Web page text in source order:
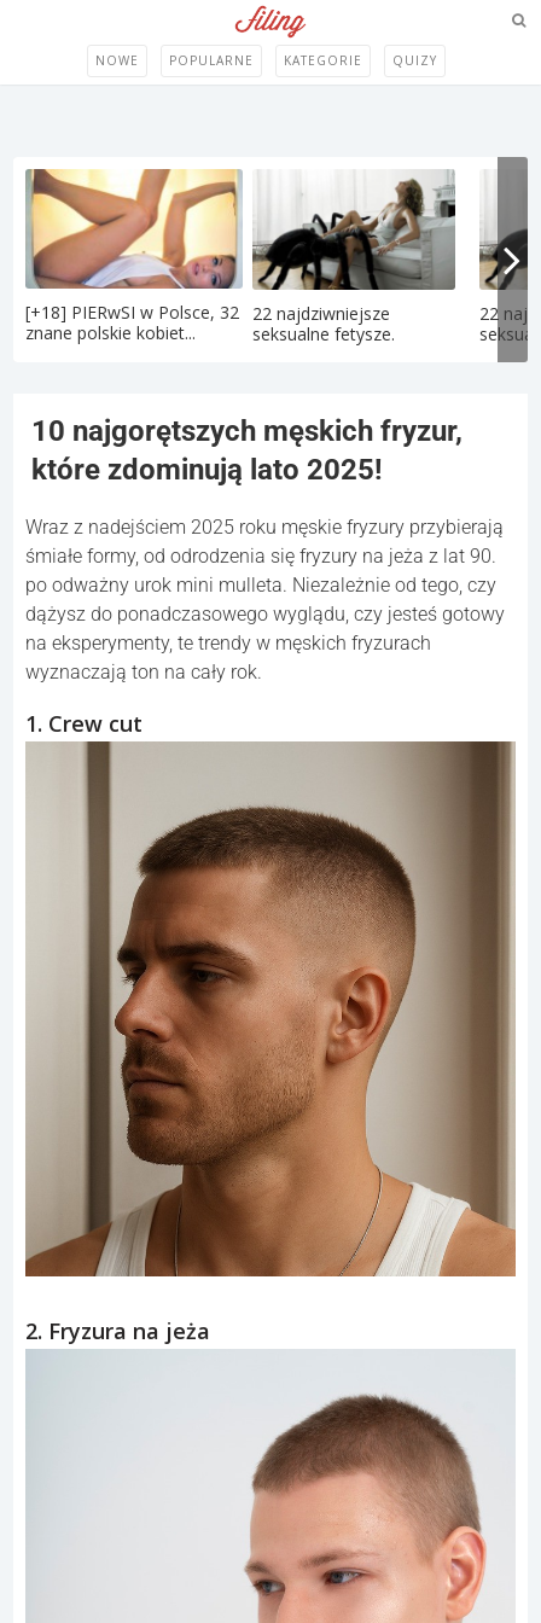
NOWE POPULARNE KATEGORIE QUIZY
[+18] PIERwSI w Polsce, 32
znane polskie kobiet...
22 najdziwniejsze
seksualne fetysze.
22
10 najgorętszych męskich fryzur,
które zdominują lato 2025!
Wraz z nadejściem 2025 roku męskie fryzury przybierają
śmiałe formy, od odrodzenia się fryzury na jeża z lat 90.
po odważny urok mini mulleta. Niezależnie od tego, czy
dążysz do ponadczasowego wyglądu, czy jesteś gotowy
na eksperymenty, te trendy w męskich fryzurach
wyznaczają ton na cały rok.
1. Crew cut
2. Fryzura na jeża